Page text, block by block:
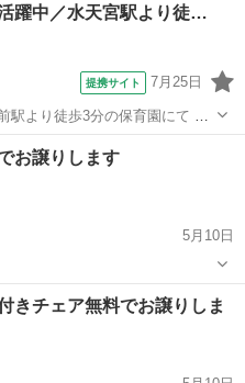
躍中／水天宮駅より徒…
提携サイト 7月25日
駅より徒歩3分の保育園にて 派
ーーーーーーーーー 《仕事内
◇子どもたちの着替え、食事の
育士
お譲りします
5月10日
椅子 無料
きチェア無料でお譲りしま